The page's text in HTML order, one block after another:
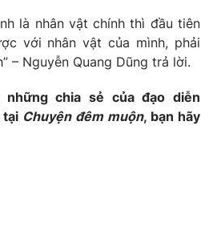
Thị Mỹ Hạnh, Phạm Quốc Thắng,
931 - 024.38 355 932
024.66 897 897
là nhân vật chính thì đầu tiên
với nhân vật của mình, phải
– Nguyễn Quang Dũng trả lời.
chia sẻ của đạo diễn
tại Chuyện đêm muộn, bạn hãy